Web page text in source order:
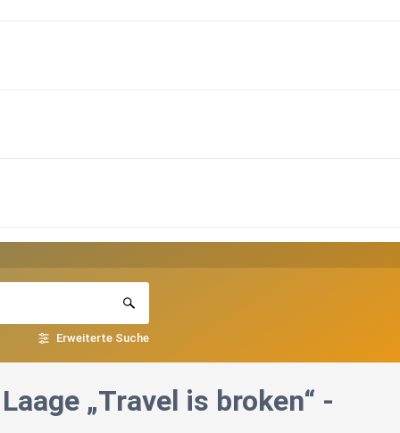
Erweiterte Suche
„Travel is broken“ -